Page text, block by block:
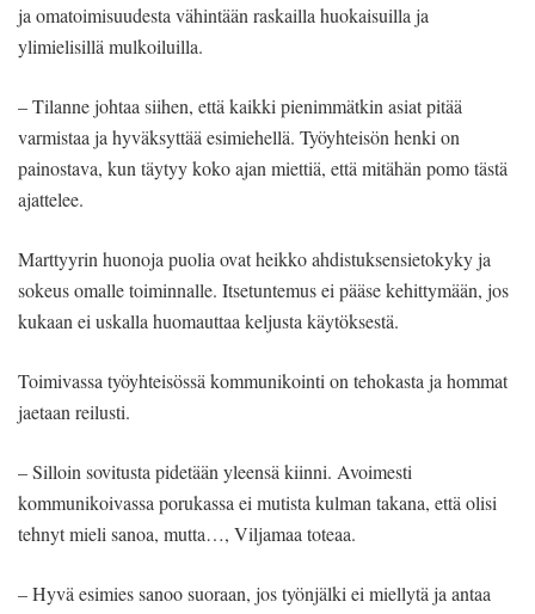
ja omatoimisuudesta vähintään raskailla huokaisuilla ja
ylimielisillä mulkoiluilla.
– Tilanne johtaa siihen, että kaikki pienimmätkin asiat pitää
varmistaa ja hyväksyttää esimiehellä. Työyhteisön henki on
painostava, kun täytyy koko ajan miettiä, että mitähän pomo tästä
ajattelee.
Marttyyrin huonoja puolia ovat heikko ahdistuksensietokyky ja
sokeus omalle toiminnalle. Itsetuntemus ei pääse kehittymään, jos
kukaan ei uskalla huomauttaa keljusta käytöksestä.
Toimivassa työyhteisössä kommunikointi on tehokasta ja hommat
jaetaan reilusti.
– Silloin sovitusta pidetään yleensä kiinni. Avoimesti
kommunikoivassa porukassa ei mutista kulman takana, että olisi
tehnyt mieli sanoa, mutta…, Viljamaa toteaa.
– Hyvä esimies sanoo suoraan, jos työnjälki ei miellytä ja antaa